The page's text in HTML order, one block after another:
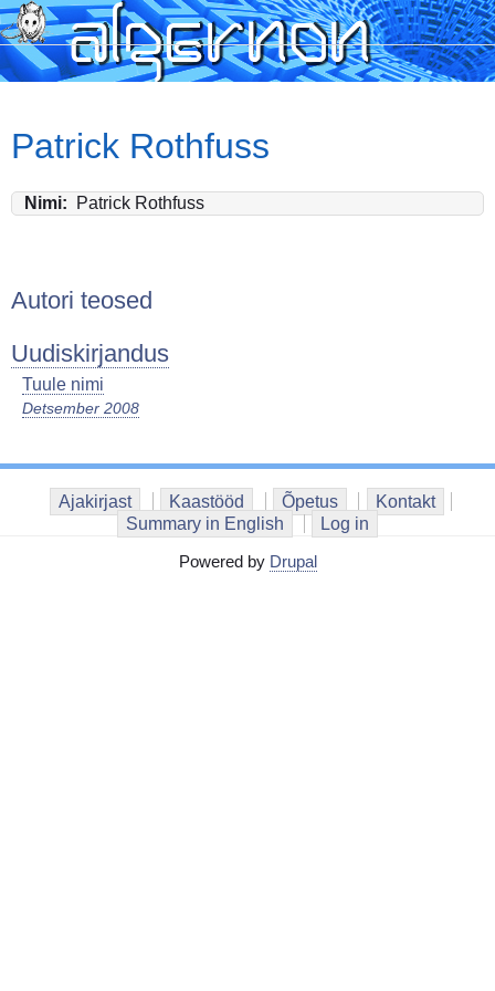
Skip
to
main
content
Patrick Rothfuss
Nimi Patrick Rothfuss
Autori teosed
Uudiskirjandus
Tuule nimi
Detsember 2008
Ajakirjast Kaastööd Õpetus
Kontakt
Summary in English
Log in
Powered by Drupal